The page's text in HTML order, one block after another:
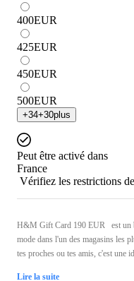
400EUR
425EUR
450EUR
500EUR
+34+30plus
Peut être activé dans
France
Vérifiez les restrictions
H&M Gift Card 190 EUR est un
mode dans l'un des magasins les
tes proches ou tes amis, c'est une
Lire la suite